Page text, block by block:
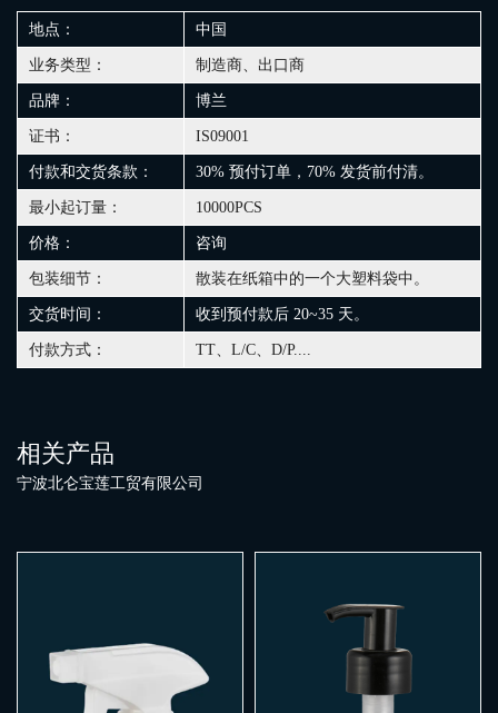
地点： 中国
业务类型： 制造商、出口商
品牌： 博兰
证书： IS09001
付款和交货条款： 30% 预付订单，70% 发货前付清。
最小起订量： 10000PCS
价格： 咨询
包装细节： 散装在纸箱中的一个大塑料袋中。
交货时间： 收到预付款后 20~35 天。
付款方式： TT、L/C、D/P....
相关产品
宁波北仑宝莲工贸有限公司